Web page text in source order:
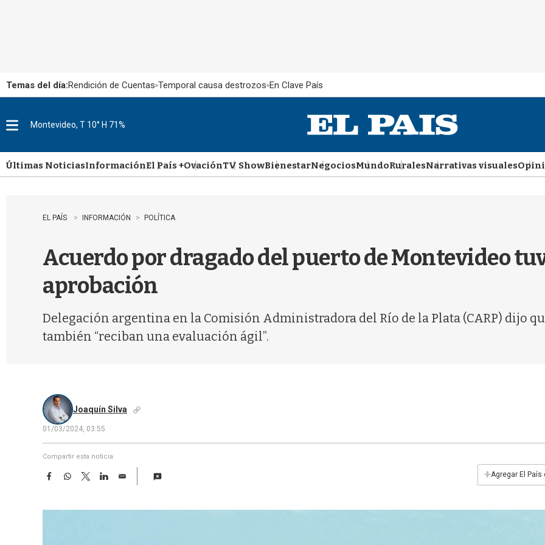
Temas del día:Rendición de Cuentas Temporal causa destrozos En Clave País
u
Montevideo, T 10° H 71%
Últimas NoticiasInformaciónEl País +OvaciónTV ShowBienestarNegociosMundoRuralesNarrativas visuales
EL PAÍS INFORMACIÓN POLÍTICA
Acuerdo por dragado del puerto de Montevideo
aprobación
Delegación argentina en la Comisión Administradora del Río de la Plata (CARP) dijo
también “reciban una evaluación ágil”.
Joaquín Silva
01/03/2024, 03:55
Compartir esta noticia
F
e
W
t
T
w
t
L
k
E
i
+Agregar El País